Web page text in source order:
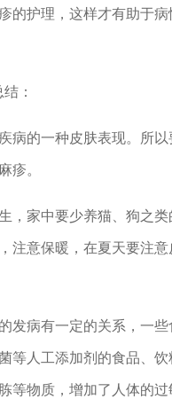
的护理，这样才有助于
：
的一种皮肤表现。所以
疹。
家中要少养猫、狗之类
注意保暖，在夏天要注
病有一定的关系，一些
人工添加剂的食品、饮
等物质，增加了人体的过